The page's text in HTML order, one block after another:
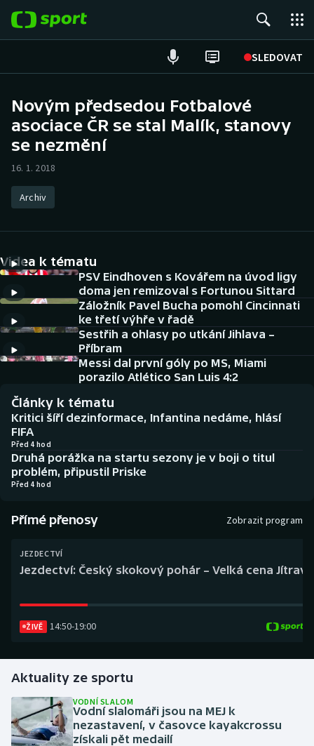
SLEDOVAT
Hokej
Atletika
DALŠÍ SPORTY
Americký fotbal
Baseball a softbal
Basketbal
Boby a skeleton
Box
Dostihy
Florbal
Golf
Gymnastika
Házená
Jezdectví
NEPŘEHLÉDNĚTE
Soutěže
Historické návraty
AZ kvíz
Novým předsedou Fotbalové
asociace ČR se stal Malík, stanovy
se nezmění
16. 1. 2018
Archiv
Videa k tématu
PSV Eindhoven s Kovářem na úvod ligy
doma jen remizoval s Fortunou Sittard
Záložník Pavel Bucha pomohl Cincinnati
ke třetí výhře v řadě
Sestřih a ohlasy po utkání Jihlava –
Příbram
Messi dal první góly po MS, Miami
porazilo Atlético San Luis 4:2
Články k tématu
Kritici šíří dezinformace, Infantina nedáme, hlásí
FIFA
Před 4 hod
Druhá porážka na startu sezony je v boji o titul
problém, připustil Priske
Před 4 hod
Přímé přenosy Zobrazit program
JEZDECTVÍ
Jezdectví: Český skokový pohár – Velká cena Jítravy
ŽIVĚ 14:50-19:00
Aktuality ze sportu
VODNÍ SLALOM
Vodní slalomáři jsou na MEJ k
nezastavení, v časovce kayakcrossu
získali pět medailí